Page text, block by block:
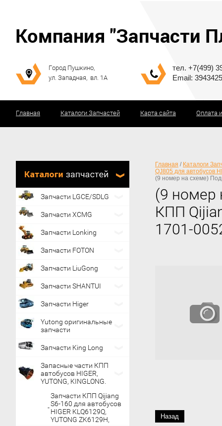
Город Пушкино,
ул. Западная, вл. 1А
тел. +7(499)
Email:
Главная Каталоги Запчастей Карта сайта Оплата
Главная / Каталоги
QJ805 для автобусов
(9 номер на схеме)
(9 номер
КПП
1701-
Назад
Запчасти LGCE/SDLG
Запчасти XCMG
Запчасти Lonking
Запчасти FOTON
Запчасти LiuGong
Запчасти SHANTUI
Запчасти Higer
Yutong оригинальные
запчасти
Запчасти King Long
Запасные части КПП
автобусов HIGER,
YUTONG, KINGLONG.
Запчасти КПП Qijiang
S6-160 для автобусов
HIGER KLQ6129Q,
YUTONG ZK6129H,